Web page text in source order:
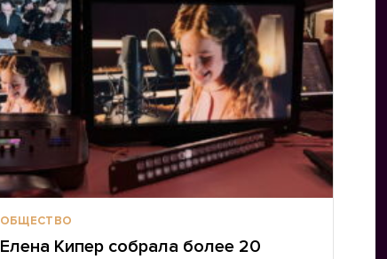
ОБЩЕСТВО
Елена Кипер собрала более 20